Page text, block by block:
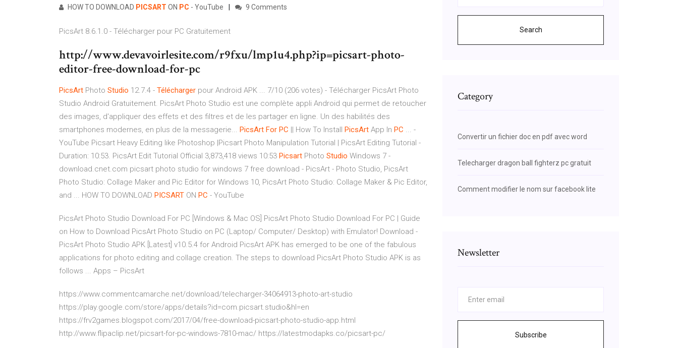
HOW TO DOWNLOAD PICSART ON PC - YouTube 9 Comments
PicsArt 8.6.1.0 - Télécharger pour PC Gratuitement
http://www.devavoirlesite.com/r9fxu/lmp1u4.php?ip=picsart-photo-
editor-free-download-for-pc
PicsArt Photo Studio 12.7.4 - Télécharger pour Android APK ... 7/10 (206 votes) - Télécharger PicsArt Photo
Studio Android Gratuitement. PicsArt Photo Studio est une complète appli Android qui permet de retoucher
des images, d'appliquer des effets et des filtres et de les partager en ligne. Un des habilités des
smartphones modernes, en plus de la messagerie... PicsArt For PC || How To Install PicsArt App In PC ... -
YouTube Picsart Heavy Editing like Photoshop |Picsart Photo Manipulation Tutorial | PicsArt Editing Tutorial -
Duration: 10:53. PicsArt Edit Tutorial Official 3,873,418 views 10:53 Picsart Photo Studio Windows 7 -
download.cnet.com picsart photo studio for windows 7 free download - PicsArt - Photo Studio, PicsArt
Photo Studio: Collage Maker and Pic Editor for Windows 10, PicsArt Photo Studio: Collage Maker & Pic Editor,
and ... HOW TO DOWNLOAD PICSART ON PC - YouTube
PicsArt Photo Studio Download For PC [Windows & Mac OS] PicsArt Photo Studio Download For PC | Guide
on How to Download PicsArt Photo Studio on PC (Laptop/ Computer/ Desktop) with Emulator! Download -
PicsArt Photo Studio APK [Latest] v10.5.4 for Android PicsArt APK has emerged to be one of the fabulous
applications for photo editing and collage creation. The steps to download PicsArt Photo Studio APK is as
follows ... Apps – PicsArt
https://www.commentcamarche.net/download/telecharger-34064913-photo-art-studio
https://play.google.com/store/apps/details?id=com.picsart.studio&hl=en
https://frv2games.blogspot.com/2017/04/free-download-picsart-photo-studio-app.html
http://www.flipaclip.net/picsart-for-pc-windows-7810-mac/ https://latestmodapks.co/picsart-pc/
Search
Category
Convertir un fichier doc en pdf avec word
Telecharger dragon ball fighterz pc gratuit
Comment modifier le nom sur facebook lite
Newsletter
Subscribe